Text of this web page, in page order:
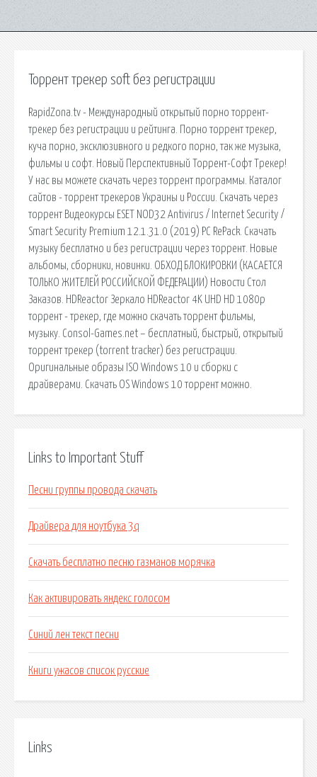
Торрент трекер soft без регистрации
RapidZona.tv - Международный открытый порно торрент-
трекер без регистрации и рейтинга. Порно торрент трекер,
куча порно, эксклюзивного и редкого порно, так же музыка,
фильмы и софт. Новый Перспективный Торрент-Софт Трекер!
У нас вы можете скачать через торрент программы. Каталог
сайтов - торрент трекеров Украины и России. Скачать через
торрент Видеокурсы ESET NOD32 Antivirus / Internet Security /
Smart Security Premium 12.1.31.0 (2019) PC RePack. Скачать
музыку бесплатно и без регистрации через торрент. Новые
альбомы, сборники, новинки. ОБХОД БЛОКИРОВКИ (КАСАЕТСЯ
ТОЛЬКО ЖИТЕЛЕЙ РОССИЙСКОЙ ФЕДЕРАЦИИ) Новости Стол
Заказов. HDReactor Зеркало HDReactor 4K UHD HD 1080p
торрент - трекер, где можно скачать торрент фильмы,
музыку. Consol-Games.net – бесплатный, быстрый, открытый
торрент трекер (torrent tracker) без регистрации.
Оригинальные образы ISO Windows 10 и сборки с
драйверами. Скачать OS Windows 10 торрент можно.
Links to Important Stuff
Песни группы провода скачать
Драйвера для ноутбука 3q
Скачать бесплатно песню газманов морячка
Как активировать яндекс голосом
Синий лен текст песни
Книги ужасов список русские
Links